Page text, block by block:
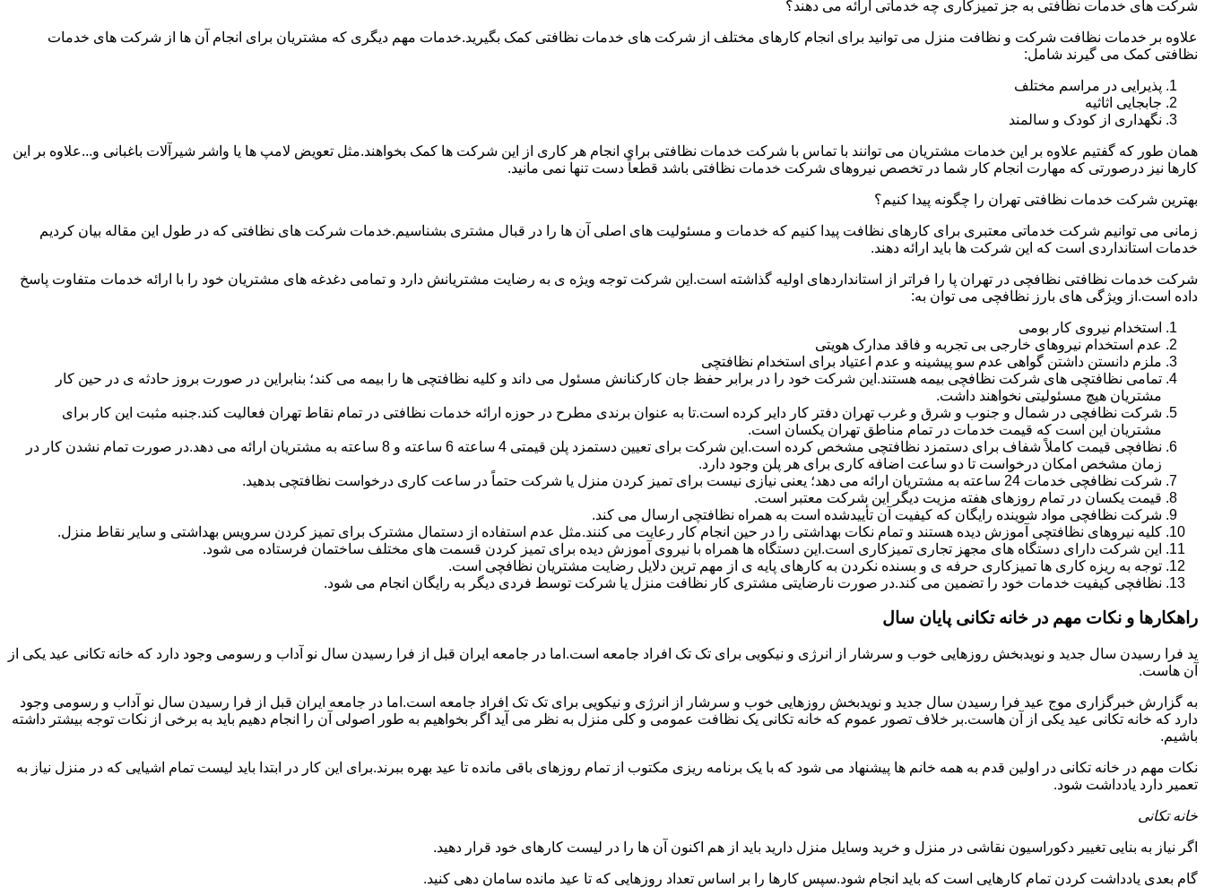
شرکت های خدمات نظافتی به جز تمیزکاری چه خدماتی ارائه می دهند؟
علاوه بر خدمات نظافت شرکت و نظافت منزل می توانید برای انجام کارهای مختلف از شرکت های خدمات نظافتی کمک بگیرید.خدمات مهم دیگری که مشتریان برای انجام آن ها از شرکت های خدمات
نظافتی کمک می گیرند شامل:
پذیرایی در مراسم مختلف
جابجایی اثاثیه
نگهداری از کودک و سالمند
همان طور که گفتیم علاوه بر این خدمات مشتریان می توانند با تماس با شرکت خدمات نظافتی برای انجام هر کاری از این شرکت ها کمک بخواهند.مثل تعویض لامپ ها یا واشر شیرآلات باغبانی و...علاوه بر این
کارها نیز درصورتی که مهارت انجام کار شما در تخصص نیروهای شرکت خدمات نظافتی باشد قطعاً دست تنها نمی مانید.
بهترین شرکت خدمات نظافتی تهران را چگونه پیدا کنیم؟
زمانی می توانیم شرکت خدماتی معتبری برای کارهای نظافت پیدا کنیم که خدمات و مسئولیت های اصلی آن ها را در قبال مشتری بشناسیم.خدمات شرکت های نظافتی که در طول این مقاله بیان کردیم
خدمات استانداردی است که این شرکت ها باید ارائه دهند.
شرکت خدمات نظافتی نظافچی در تهران پا را فراتر از استانداردهای اولیه گذاشته است.این شرکت توجه ویژه ی به رضایت مشتریانش دارد و تمامی دغدغه های مشتریان خود را با ارائه خدمات متفاوت پاسخ
داده است.از ویژگی های بارز نظافچی می توان به:
استخدام نیروی کار بومی
عدم استخدام نیروهای خارجی بی تجربه و فاقد مدارک هویتی
ملزم دانستن داشتن گواهی عدم سو پیشینه و عدم اعتیاد برای استخدام نظافتچی
تمامی نظافتچی های شرکت نظافچی بیمه هستند.این شرکت خود را در برابر حفظ جان کارکنانش مسئول می داند و کلیه نظافتچی ها را بیمه می کند؛ بنابراین در صورت بروز حادثه ی در حین کار
مشتریان هیچ مسئولیتی نخواهند داشت.
شرکت نظافچی در شمال و جنوب و شرق و غرب تهران دفتر کار دایر کرده است.تا به عنوان برندی مطرح در حوزه ارائه خدمات نظافتی در تمام نقاط تهران فعالیت کند.جنبه مثبت این کار برای
مشتریان این است که قیمت خدمات در تمام مناطق تهران یکسان است.
نظافچی قیمت کاملاً شفاف برای دستمزد نظافتچی مشخص کرده است.این شرکت برای تعیین دستمزد پلن قیمتی 4 ساعته 6 ساعته و 8 ساعته به مشتریان ارائه می دهد.در صورت تمام نشدن کار در
زمان مشخص امکان درخواست تا دو ساعت اضافه کاری برای هر پلن وجود دارد.
شرکت نظافچی خدمات 24 ساعته به مشتریان ارائه می دهد؛ یعنی نیازی نیست برای تمیز کردن منزل یا شرکت حتماً در ساعت کاری درخواست نظافتچی بدهید.
قیمت یکسان در تمام روزهای هفته مزیت دیگر این شرکت معتبر است.
شرکت نظافچی مواد شوینده رایگان که کیفیت آن تأییدشده است به همراه نظافتچی ارسال می کند.
کلیه نیروهای نظافتچی آموزش دیده هستند و تمام نکات بهداشتی را در حین انجام کار رعایت می کنند.مثل عدم استفاده از دستمال مشترک برای تمیز کردن سرویس بهداشتی و سایر نقاط منزل.
این شرکت دارای دستگاه های مجهز تجاری تمیزکاری است.این دستگاه ها همراه با نیروی آموزش دیده برای تمیز کردن قسمت های مختلف ساختمان فرستاده می شود.
توجه به ریزه کاری ها تمیزکاری حرفه ی و بسنده نکردن به کارهای پایه ی از مهم ترین دلایل رضایت مشتریان نظافچی است.
نظافچی کیفیت خدمات خود را تضمین می کند.در صورت نارضایتی مشتری کار نظافت منزل یا شرکت توسط فردی دیگر به رایگان انجام می شود.
راهکارها و نکات مهم در خانه تکانی پایان سال
ید فرا رسیدن سال جدید و نویدبخش روزهایی خوب و سرشار از انرژی و نیکویی برای تک تک افراد جامعه است.اما در جامعه ایران قبل از فرا رسیدن سال نو آداب و رسومی وجود دارد که خانه تکانی عید یکی از
آن هاست.
به گزارش خبرگزاری موج عید فرا رسیدن سال جدید و نویدبخش روزهایی خوب و سرشار از انرژی و نیکویی برای تک تک افراد جامعه است.اما در جامعه ایران قبل از فرا رسیدن سال نو آداب و رسومی وجود
دارد که خانه تکانی عید یکی از آن هاست.بر خلاف تصور عموم که خانه تکانی یک نظافت عمومی و کلی منزل به نظر می آید اگر بخواهیم به طور اصولی آن را انجام دهیم باید به برخی از نکات توجه بیشتر داشته
باشیم.
نکات مهم در خانه تکانی در اولین قدم به همه خانم ها پیشنهاد می شود که با یک برنامه ریزی مکتوب از تمام روزهای باقی مانده تا عید بهره ببرند.برای این کار در ابتدا باید لیست تمام اشیایی که در منزل نیاز به
تعمیر دارد یادداشت شود.
خانه تکانی
اگر نیاز به بنایی تغییر دکوراسیون نقاشی در منزل و خرید وسایل منزل دارید باید از هم اکنون آن ها را در لیست کارهای خود قرار دهید.
گام بعدی یادداشت کردن تمام کارهایی است که باید انجام شود.سپس کارها را بر اساس تعداد روزهایی که تا عید مانده سامان دهی کنید.